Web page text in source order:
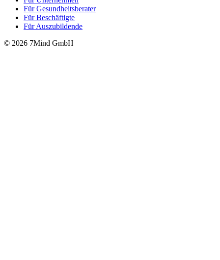
Für Gesund­heits­be­ra­ter
Für Beschäftigte
Für Auszubildende
© 2026 7Mind GmbH